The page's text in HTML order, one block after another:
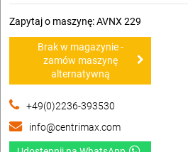
Zapytaj o maszynę: AVNX 229
Brak w magazynie -
zamów maszynę
alternatywną
+49(0)2236-393530
info@centrimax.com